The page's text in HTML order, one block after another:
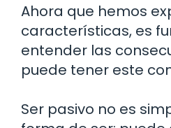
Ahora que hemos
características, es
entender las
puede tener este
Ser pasivo no es